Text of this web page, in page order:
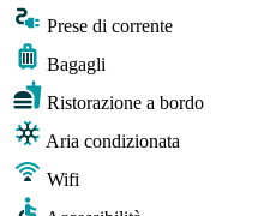
Prese di corrente
Bagagli
Ristorazione a bordo
Aria condizionata
Wifi